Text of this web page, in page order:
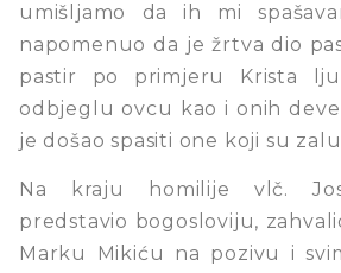
umišljamo da ih mi
napomenuo da je žrtva dio
pastir po primjeru Krista
odbjeglu ovcu kao i onih
je došao spasiti one koji su
Na kraju homilije vlč.
predstavio bogosloviju,
Marku Mikiću na pozivu i